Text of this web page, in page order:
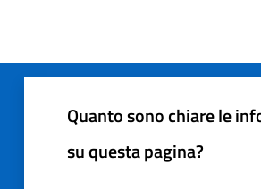
Quanto sono chiare le
su questa pagina?